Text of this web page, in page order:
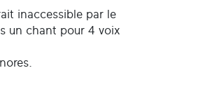
inaccessible par le
un chant pour 4 voix